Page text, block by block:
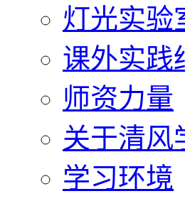
灯光实验
课外实践
师资力量
关于清风
学习环境